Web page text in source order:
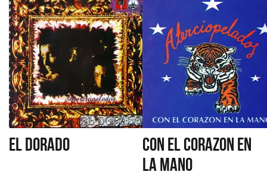
EL DORADO
CON EL CORAZON EN
LA MANO